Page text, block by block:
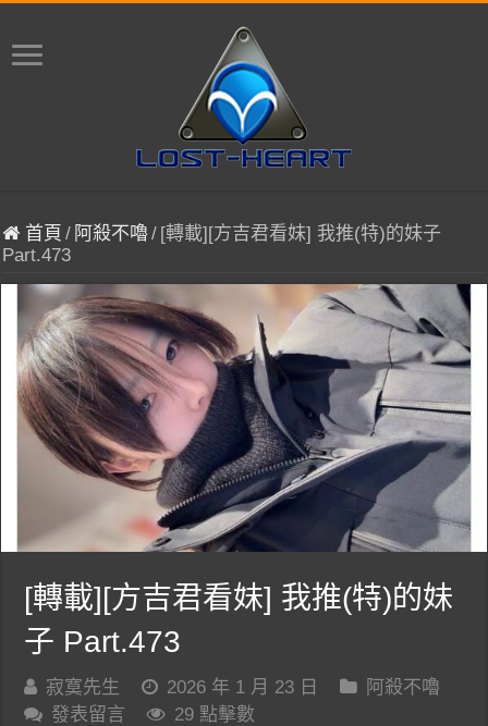
首頁 / 阿殺不嚕/ [轉載][方吉君看妹] 我推(特)的妹子
Part.473
[轉載][方吉君看妹] 我推(特)的妹
子 Part.473
寂寞先生 2026 年 1 月 23 日
阿殺不嚕
發表留言
29 點擊數